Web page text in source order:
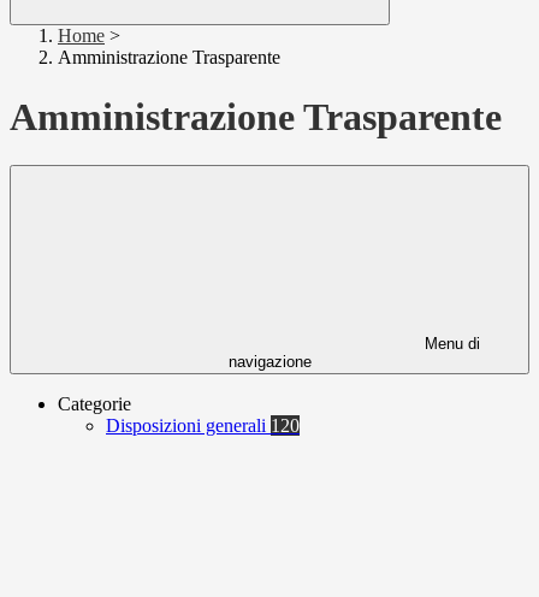
Home >
Amministrazione Trasparente
Amministrazione Trasparente
Menu di
navigazione
Categorie
Disposizioni generali 120